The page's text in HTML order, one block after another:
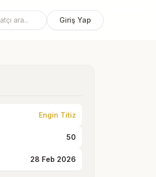
Giriş Yap
Engin Titiz
50
28 Feb 2026